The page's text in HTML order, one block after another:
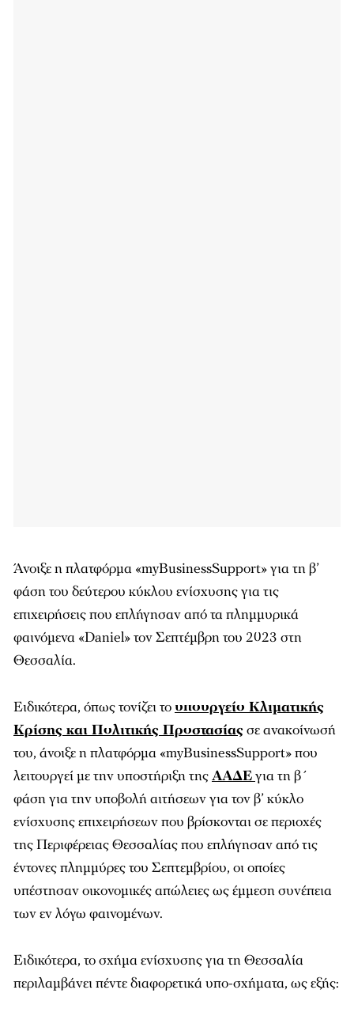
Άνοιξε η πλατφόρμα «myBusinessSupport» για τη β’
φάση του δεύτερου κύκλου ενίσχυσης για τις
επιχειρήσεις που επλήγησαν από τα πλημμυρικά
φαινόμενα «Daniel» τον Σεπτέμβρη του 2023 στη
Θεσσαλία.
Ειδικότερα, όπως τονίζει το υπουργείο Κλιματικής
Κρίσης και Πολιτικής Προστασίαςσε ανακοίνωσή
του, άνοιξε η πλατφόρμα «myBusinessSupport» που
λειτουργεί με την υποστήριξη τηςΑΑΔΕγια τη β΄
φάση για την υποβολή αιτήσεων για τον β’ κύκλο
ενίσχυσης επιχειρήσεων που βρίσκονται σε περιοχές
της Περιφέρειας Θεσσαλίας που επλήγησαν από τις
έντονες πλημμύρες του Σεπτεμβρίου, οι οποίες
υπέστησαν οικονομικές απώλειες ως έμμεση συνέπεια
των εν λόγω φαινομένων.
Ειδικότερα, το σχήμα ενίσχυσης για τη Θεσσαλία
περιλαμβάνει πέντε διαφορετικά υπο-σχήματα, ως εξής: